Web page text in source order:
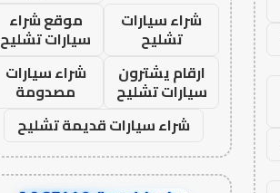
شراء سيارات
تشليح
موقع شراء
سيارات تشليح
ارقام يشترون
سيارات تشليح
شراء سيارات
مصدومة
شراء سيارات قديمة تشليح